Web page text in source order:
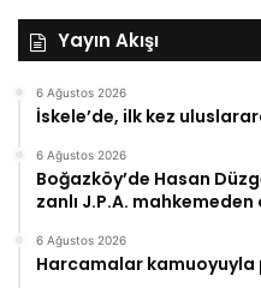
Yayın Akışı
6 Ağustos 2026
İskele’de, ilk kez
6 Ağustos 2026
Boğazköy’de Hasan
zanlı J.P.A.
6 Ağustos 2026
Harcamalar kamuoyuyla